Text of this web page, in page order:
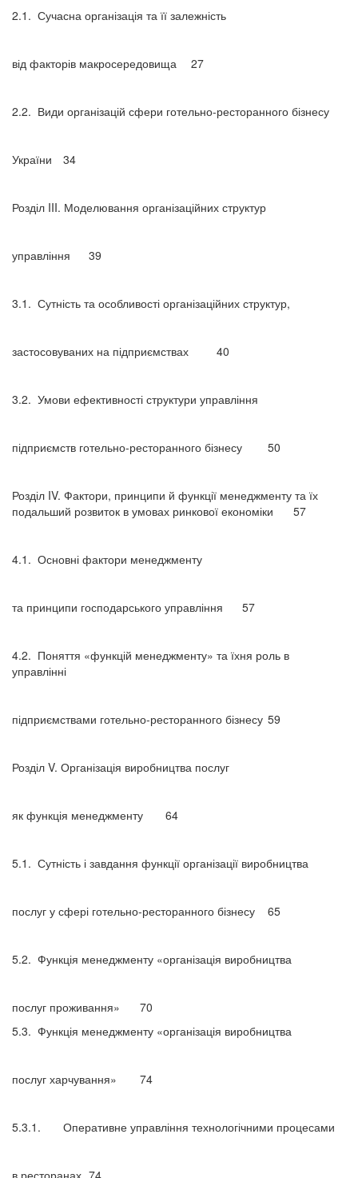
2.1. Сучасна організація та її залежність
від факторів макросередовища 27
2.2. Види організацій сфери готельно-ресторанного бізнесу
України 34
Розділ III. Моделювання організаційних структур
управління 39
3.1. Сутність та особливості організаційних структур,
застосовуваних на підприємствах 40
3.2. Умови ефективності структури управління
підприємств готельно-ресторанного бізнесу 50
Розділ IV. Фактори, принципи й функції менеджменту та їх
подальший розвиток в умовах ринкової економіки
57
4.1. Основні фактори менеджменту
та принципи господарського управління 57
4.2. Поняття «функцій менеджменту» та їхня роль в
управлінні
підприємствами готельно-ресторанного бізнесу 59
Розділ V. Організація виробництва послуг
як функція менеджменту 64
5.1. Сутність і завдання функції організації виробництва
послуг у сфері готельно-ресторанного бізнесу 65
5.2. Функція менеджменту «організація виробництва
послуг проживання»
70
5.3. Функція менеджменту «організація виробництва
послуг харчування» 74
5.3.1. Оперативне управління технологічними процесами
в ресторанах 74